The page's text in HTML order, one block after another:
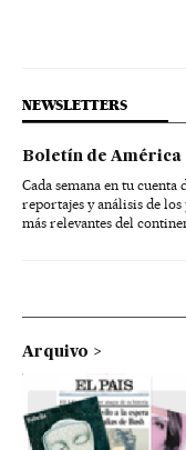
NEWSLETTERS
Boletín de América
Cada semana en tu
reportajes y análisis de
más relevantes del
Arquivo